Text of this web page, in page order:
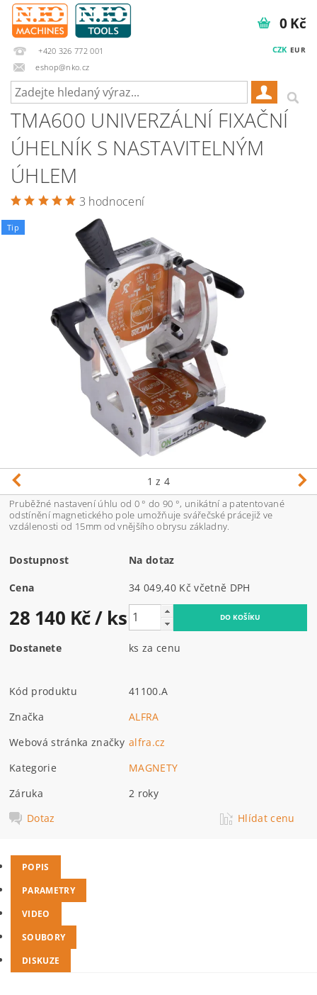
+420 326 772 001
eshop@nko.cz
CZK EUR
0 Kč
TMA600 UNIVERZÁLNÍ FIXAČNÍ
ÚHELNÍK S NASTAVITELNÝM
ÚHLEM
3 hodnocení
Tip
1 z 4
Pruběžné nastavení úhlu od 0 ° do 90 °, unikátní a patentované
odstínění magnetického pole umožňuje svářečské prácejiž ve
vzdálenosti od 15mm od vnějšího obrysu základny.
Dostupnost Na dotaz
Cena 34 049,40 Kč včetně DPH
28 140 Kč/ ks
Dostanete ks za cenu
Kód produktu
41100.A
Značka
ALFRA
Webová stránka značky alfra.cz
Kategorie
MAGNETY
Záruka
2 roky
Dotaz
Hlídat cenu
POPIS
PARAMETRY
VIDEO
SOUBORY
DISKUZE